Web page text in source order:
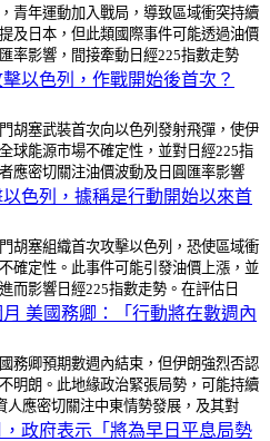
青年運動加入戰局，導致區域衝突持續
及日本，但此類國際事件可能透過油價
率影響，間接牽動日經225指數走勢
以色列，作戰開始後首次？
胡塞武裝首次向以色列發射飛彈，使伊
球能源市場不確定性，並對日經225指
應密切關注油價波動及日圓匯率影響
色列，據稱是行動開始以來首
胡塞組織首次攻擊以色列，恐使區域衝
確定性。此事件可能引發油價上漲，並
而影響日經225指數走勢。在評估日
美國務卿：「行動將在數週內
務卿預期數週內結束，但伊朗強烈否認
明朗。此地緣政治緊張局勢，可能持續
人應密切關注中東情勢發展，及其對
政府表示「將為早日平息局勢